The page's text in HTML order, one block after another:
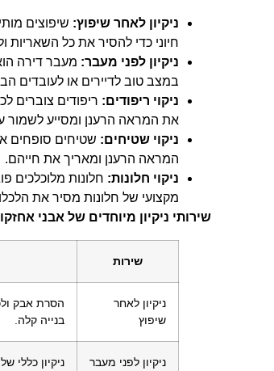
ניקיון לאחר שיפוץ: שיפוצים
חיוני כדי להסיר את כל השאריות
ניקיון לפני מעבר: מעבר דירה
במצב טוב לדיירים או לעובדים
ניקוי ריפודים: ריפודים צוברים
את המראה הרענן ומסייע לשמור
ניקוי שטיחים: שטיחים סופחים
המראה הרענן ומאריך את חייהם.
ניקוי חלונות: חלונות מלוכלכים
מקצועי של חלונות מסיר את
שירותי ניקיון מיוחדים של אבני
שירות
ניקיון לאחר
שיפוץ
הסרת אבק
בנייה קלה.
ניקיון לפני מעבר ניקיון כללי